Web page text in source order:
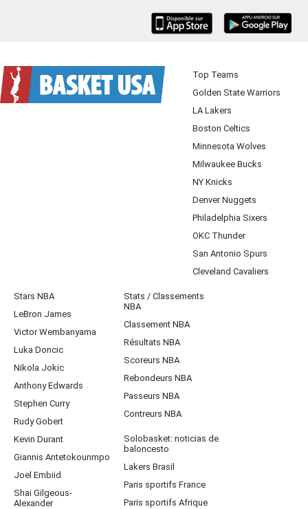
Top Teams
Golden State Warriors
LA Lakers
Boston Celtics
Minnesota Wolves
Milwaukee Bucks
NY Knicks
Denver Nuggets
Philadelphia Sixers
OKC Thunder
San Antonio Spurs
Cleveland Cavaliers
Stars NBA
LeBron James
Victor Wembanyama
Luka Doncic
Nikola Jokic
Anthony Edwards
Stephen Curry
Rudy Gobert
Kevin Durant
Giannis Antetokounmpo
Joel Embiid
Shai Gilgeous-
Alexander
Stats / Classements
NBA
Classement NBA
Résultats NBA
Scoreurs NBA
Rebondeurs NBA
Passeurs NBA
Contreurs NBA
Solobasket: noticias de
baloncesto
Lakers Brasil
Paris sportifs France
Paris sportifs Afrique